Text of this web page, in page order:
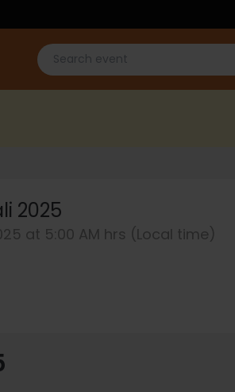
2025
at 5:00 AM hrs (Local time)